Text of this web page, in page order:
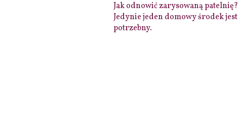
Jak odnowić zarysowaną patelnię?
Jedynie jeden domowy środek jest
potrzebny.